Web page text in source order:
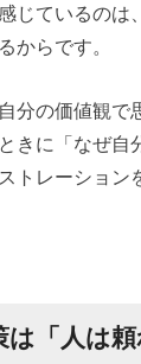
じているのは
からです。
分の価値観で
きに「なぜ自
トレーション
は「人は